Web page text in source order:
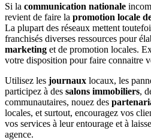
Si la communication nationale
revient de faire la promotion locale
La plupart des réseaux mettent
franchisés diverses ressources pour
marketing et de promotion locales.
votre disposition pour faire connaitre
Utilisez les journaux locaux, les
participez à des salons immobiliers,
communautaires, nouez des
locales, et surtout, encouragez vos
vos services à leur entourage et à
agence.